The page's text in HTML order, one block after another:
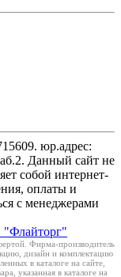
юр.адрес:
Данный сайт не
собой интернет-
оплаты и
с менеджерами
Фирма-производитель
дизайн и комплектацию
в каталоге на сайте,
указанная в каталоге на